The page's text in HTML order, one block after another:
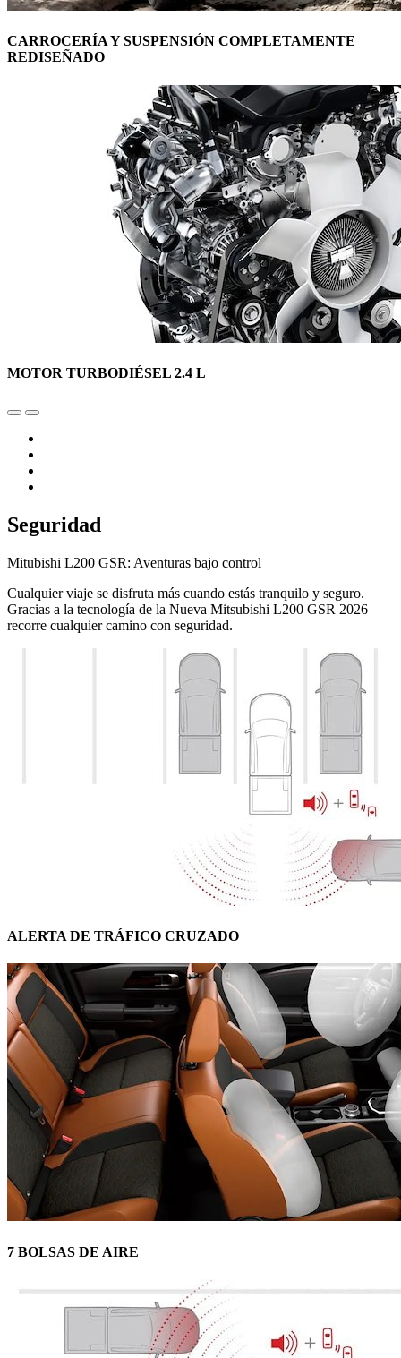
CARROCERÍA Y SUSPENSIÓN COMPLETAMENTE
REDISEÑADO
MOTOR TURBODIÉSEL 2.4 L
Seguridad
Mitubishi L200 GSR: Aventuras bajo control
Cualquier viaje se disfruta más cuando estás tranquilo y seguro.
Gracias a la tecnología de la Nueva Mitsubishi L200 GSR 2026
recorre cualquier camino con seguridad.
ALERTA DE TRÁFICO CRUZADO
7 BOLSAS DE AIRE